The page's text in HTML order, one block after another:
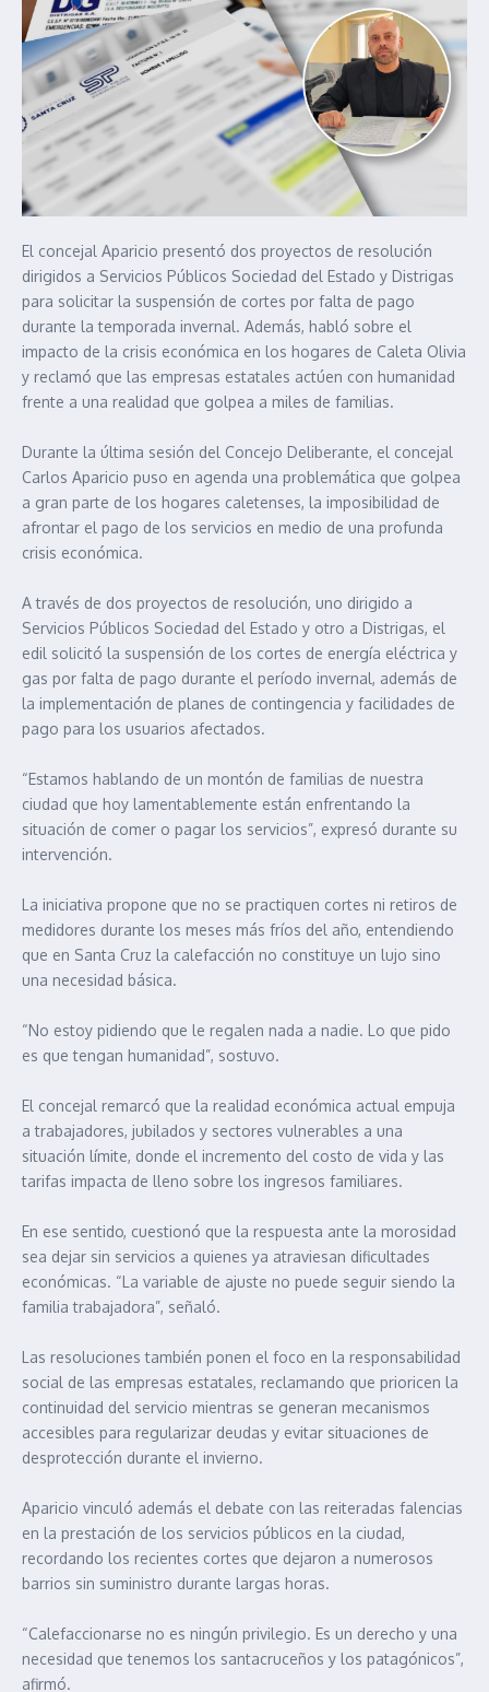
El concejal Aparicio presentó dos proyectos de resolución
dirigidos a Servicios Públicos Sociedad del Estado y Distrigas
para solicitar la suspensión de cortes por falta de pago
durante la temporada invernal. Además, habló sobre el
impacto de la crisis económica en los hogares de Caleta Olivia
y reclamó que las empresas estatales actúen con humanidad
frente a una realidad que golpea a miles de familias.
Durante la última sesión del Concejo Deliberante, el concejal
Carlos Aparicio puso en agenda una problemática que golpea
a gran parte de los hogares caletenses, la imposibilidad de
afrontar el pago de los servicios en medio de una profunda
crisis económica.
A través de dos proyectos de resolución, uno dirigido a
Servicios Públicos Sociedad del Estado y otro a Distrigas, el
edil solicitó la suspensión de los cortes de energía eléctrica y
gas por falta de pago durante el período invernal, además de
la implementación de planes de contingencia y facilidades de
pago para los usuarios afectados.
“Estamos hablando de un montón de familias de nuestra
ciudad que hoy lamentablemente están enfrentando la
situación de comer o pagar los servicios”, expresó durante su
intervención.
La iniciativa propone que no se practiquen cortes ni retiros de
medidores durante los meses más fríos del año, entendiendo
que en Santa Cruz la calefacción no constituye un lujo sino
una necesidad básica.
“No estoy pidiendo que le regalen nada a nadie. Lo que pido
es que tengan humanidad”, sostuvo.
El concejal remarcó que la realidad económica actual empuja
a trabajadores, jubilados y sectores vulnerables a una
situación límite, donde el incremento del costo de vida y las
tarifas impacta de lleno sobre los ingresos familiares.
En ese sentido, cuestionó que la respuesta ante la morosidad
sea dejar sin servicios a quienes ya atraviesan dificultades
económicas. “La variable de ajuste no puede seguir siendo la
familia trabajadora”, señaló.
Las resoluciones también ponen el foco en la responsabilidad
social de las empresas estatales, reclamando que prioricen la
continuidad del servicio mientras se generan mecanismos
accesibles para regularizar deudas y evitar situaciones de
desprotección durante el invierno.
Aparicio vinculó además el debate con las reiteradas falencias
en la prestación de los servicios públicos en la ciudad,
recordando los recientes cortes que dejaron a numerosos
barrios sin suministro durante largas horas.
“Calefaccionarse no es ningún privilegio. Es un derecho y una
necesidad que tenemos los santacruceños y los patagónicos”,
afirmó.